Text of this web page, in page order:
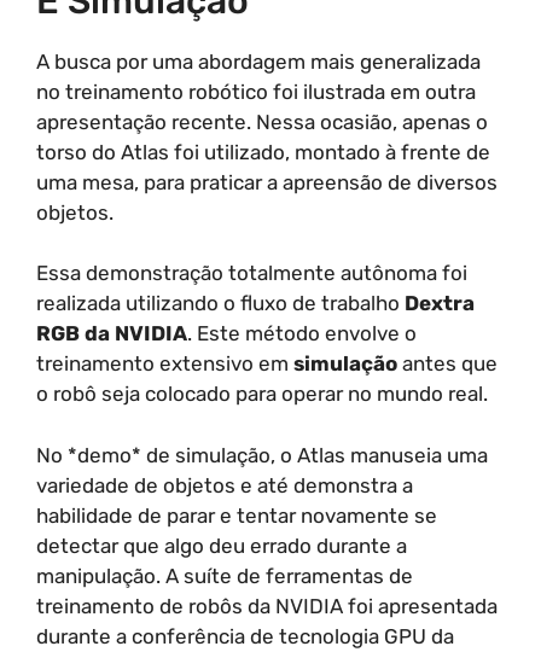
A busca por uma abordagem mais generalizada
no treinamento robótico foi ilustrada em outra
apresentação recente. Nessa ocasião, apenas o
torso do Atlas foi utilizado, montado à frente de
uma mesa, para praticar a apreensão de diversos
objetos.
Essa demonstração totalmente autônoma foi
realizada utilizando o fluxo de trabalho Dextra
RGB da NVIDIA. Este método envolve o
treinamento extensivo em simulação antes que
o robô seja colocado para operar no mundo real.
No *demo* de simulação, o Atlas manuseia uma
variedade de objetos e até demonstra a
habilidade de parar e tentar novamente se
detectar que algo deu errado durante a
manipulação. A suíte de ferramentas de
treinamento de robôs da NVIDIA foi apresentada
durante a conferência de tecnologia GPU da